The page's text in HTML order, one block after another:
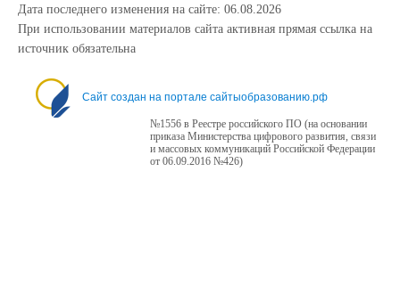
Дата последнего изменения на сайте: 06.08.2026
При использовании материалов сайта активная прямая ссылка на
источник обязательна
Сайт создан на портале сайтыобразованию.рф
№1556 в Реестре российского ПО (на основании
приказа Министерства цифрового развития, связи
и массовых коммуникаций Российской Федерации
от 06.09.2016 №426)